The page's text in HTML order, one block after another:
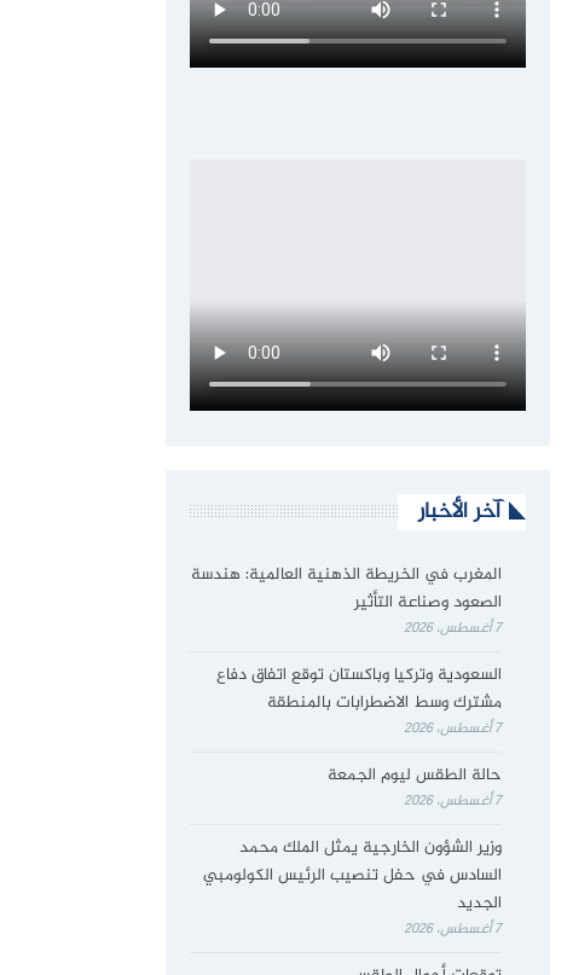
آخر الأخبار
المغرب في الخريطة الذهنية العالمية: هندسة
الصعود وصناعة التأثير
7 أغسطس، 2026
السعودية وتركيا وباكستان توقع اتفاق دفاع
مشترك وسط الاضطرابات بالمنطقة
7 أغسطس، 2026
حالة الطقس ليوم الجمعة
7 أغسطس، 2026
وزير الشؤون الخارجية يمثل الملك محمد
السادس في حفل تنصيب الرئيس الكولومبي
الجديد
7 أغسطس، 2026